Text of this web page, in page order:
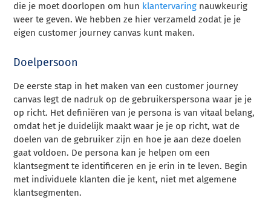
die je moet doorlopen om hun klantervaring nauwkeurig
weer te geven. We hebben ze hier verzameld zodat je je
eigen customer journey canvas kunt maken.
Doelpersoon
De eerste stap in het maken van een customer journey
canvas legt de nadruk op de gebruikerspersona waar je je
op richt. Het definiëren van je persona is van vitaal belang,
omdat het je duidelijk maakt waar je je op richt, wat de
doelen van de gebruiker zijn en hoe je aan deze doelen
gaat voldoen. De persona kan je helpen om een
klantsegment te identificeren en je erin in te leven. Begin
met individuele klanten die je kent, niet met algemene
klantsegmenten.